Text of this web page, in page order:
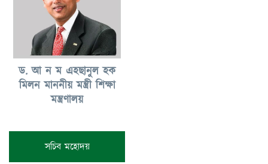
ড. আ ন ম এহছানুল হক
মিলন মাননীয় মন্ত্রী শিক্ষা
মন্ত্রণালয়
সচিব মহোদয়